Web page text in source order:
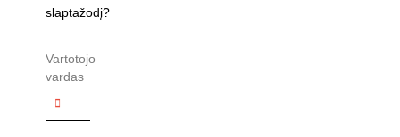
slaptažodį?
Vartotojo
vardas